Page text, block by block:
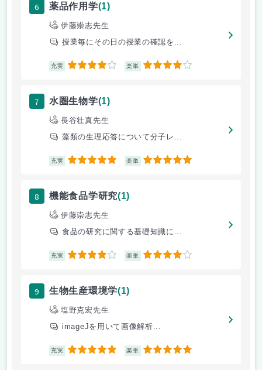
6 薬品作用学(1)
伊藤崇志先生
授業毎にその日の授業の確認を...
充実 4 楽単 4
7 水圏生物学(1)
長谷壮真先生
藻類の生理応答について分子レ...
充実 5 楽単 5
8 機能食品学研究(1)
伊藤崇志先生
食品の研究に関する基礎知識に...
充実 4 楽単 4
9 生物生産環境学(1)
塩野克宏先生
imageJを用いて画像解析...
充実 5 楽単 5